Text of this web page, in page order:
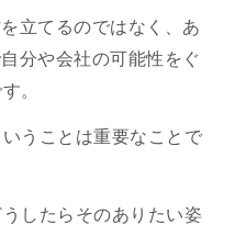
立てるのではなく、あ
分や会社の可能性をぐ
。
うことは重要なことで
したらそのありたい姿